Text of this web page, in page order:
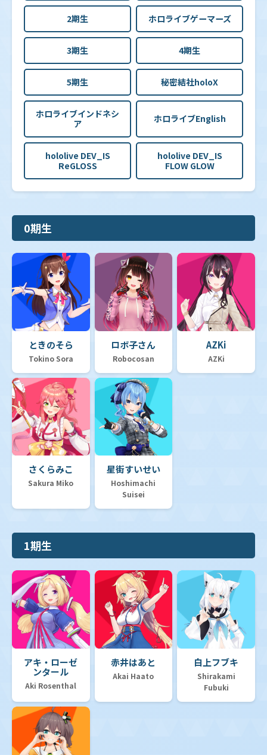
2期生 ホロライブゲーマーズ
3期生 4期生
5期生 秘密結社holoX
ホロライブインドネシ
ア
ホロライブEnglish
hololive DEV_IS
ReGLOSS
hololive DEV_IS
FLOW GLOW
0期生
ときのそら
Tokino Sora
ロボ子さん
Robocosan
AZKi
AZKi
さくらみこ
Sakura Miko
星街すいせい
Hoshimachi
Suisei
1期生
アキ・ローゼ
ンタール
Aki Rosenthal
赤井はあと
Akai Haato
白上フブキ
Shirakami
Fubuki